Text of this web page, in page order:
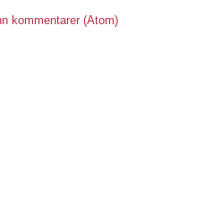
kommentarer (Atom)